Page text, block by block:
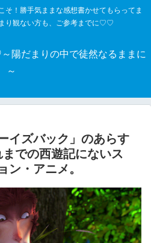
そ！勝手気ままな感想書かせてもらってま
り観ない方も、ご参考までに♡♡
陽だまりの中で徒然なるままに
～
イズバック」のあらす
での西遊記にないス
ン・アニメ。